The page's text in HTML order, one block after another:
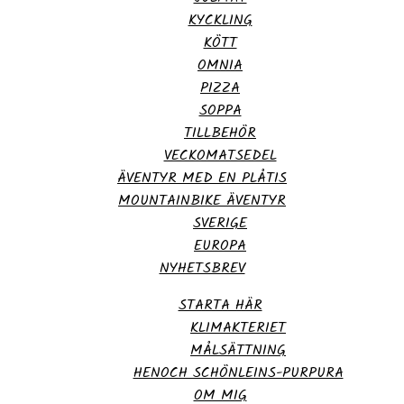
KYCKLING
KÖTT
OMNIA
PIZZA
SOPPA
TILLBEHÖR
VECKOMATSEDEL
ÄVENTYR MED EN PLÅTIS
MOUNTAINBIKE ÄVENTYR
SVERIGE
EUROPA
NYHETSBREV
STARTA HÄR
KLIMAKTERIET
MÅLSÄTTNING
HENOCH SCHÖNLEINS-PURPURA
OM MIG